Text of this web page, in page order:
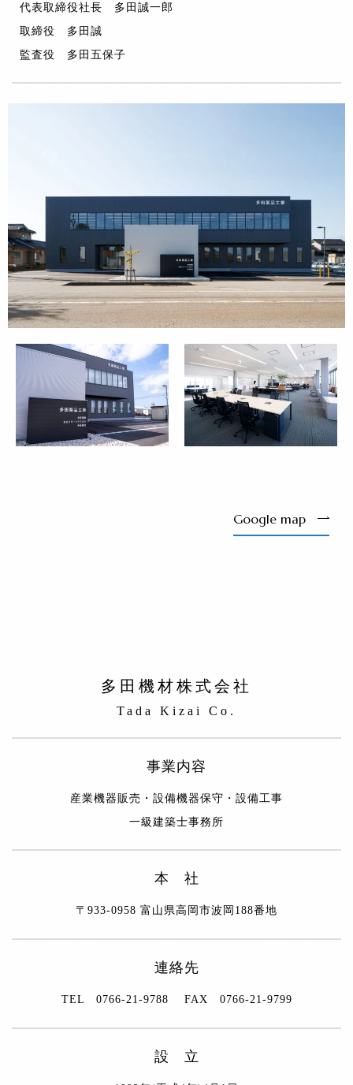
代表取締役社長 多田誠一郎
取締役 多田誠
監査役 多田五保子
Google map
多田機材株式会社
Tada Kizai Co.
事業内容
産業機器販売・設備機器保守・設備工事
一級建築士事務所
本 社
〒933-0958 富山県高岡市波岡188番地
連絡先
TEL 0766-21-9788 FAX 0766-21-9799
設 立